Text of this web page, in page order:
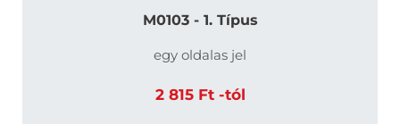
M0103 - 1. Típus
egy oldalas jel
2 815 Ft -tól